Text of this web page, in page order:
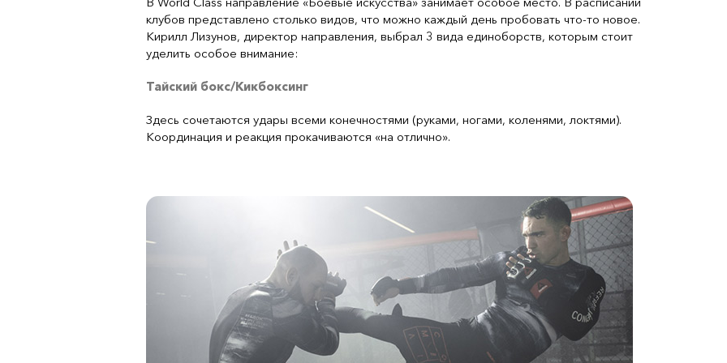
клубов представлено столько видов, что можно каждый день пробовать что-то новое.
Кирилл Лизунов, директор направления, выбрал 3 вида единоборств, которым стоит
уделить особое внимание:
Тайский бокс/Кикбоксинг
Здесь сочетаются удары всеми конечностями (руками, ногами, коленями, локтями).
Координация и реакция прокачиваются «на отлично».